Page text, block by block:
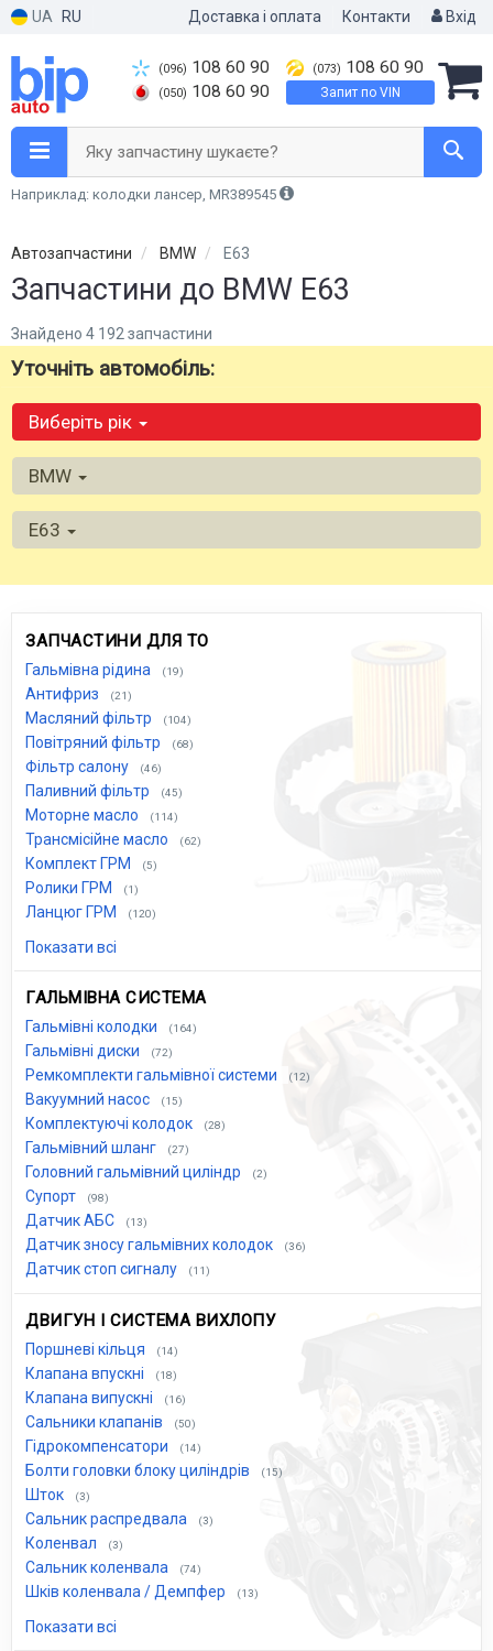
UA RU Доставка і оплата Контакти Вхід
(096) 108 60 90
(050) 108 60 90
(073) 108 60 90
Запит по VIN
Яку запчастину шукаєте?
Наприклад: колодки лансер, MR389545
Автозапчастини BMW E63
Запчастини до BMW E63
Знайдено 4 192 запчастини
Уточніть автомобіль:
Виберіть рік
BMW
E63
ЗАПЧАСТИНИ ДЛЯ ТО
Гальмівна рідина (19)
Антифриз (21)
Масляний фільтр (104)
Повітряний фільтр (68)
Фільтр салону (46)
Паливний фільтр (45)
Моторне масло (114)
Трансмісійне масло (62)
Комплект ГРМ (5)
Ролики ГРМ (1)
Ланцюг ГРМ (120)
Показати всі
ГАЛЬМІВНА СИСТЕМА
Гальмівні колодки (164)
Гальмівні диски (72)
Ремкомплекти гальмівної системи (12)
Вакуумний насос (15)
Комплектуючі колодок (28)
Гальмівний шланг (27)
Головний гальмівний циліндр (2)
Супорт (98)
Датчик АБС (13)
Датчик зносу гальмівних колодок (36)
Датчик стоп сигналу (11)
ДВИГУН І СИСТЕМА ВИХЛОПУ
Поршневі кільця (14)
Клапана впускні (18)
Клапана випускні (16)
Сальники клапанів (50)
Гідрокомпенсатори (14)
Болти головки блоку циліндрів (15)
Шток (3)
Сальник распредвала (3)
Коленвал (3)
Сальник коленвала (74)
Шків коленвала / Демпфер (13)
Показати всі